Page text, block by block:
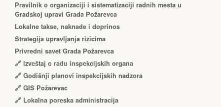
Pravilnik o organizaciji i sistematizaciji radnih mesta u
Gradskoj upravi Grada Požarevca
Lokalne takse, naknade i doprinos
Strategija upravljanja rizicima
Privredni savet Grada Požarevca
🔗 Izveštaj o radu inspekcijskih organa
🔗 Godišnji planovi inspekcijskih nadzora
🔗 GIS Požarevac
🔗 Lokalna poreska administracija